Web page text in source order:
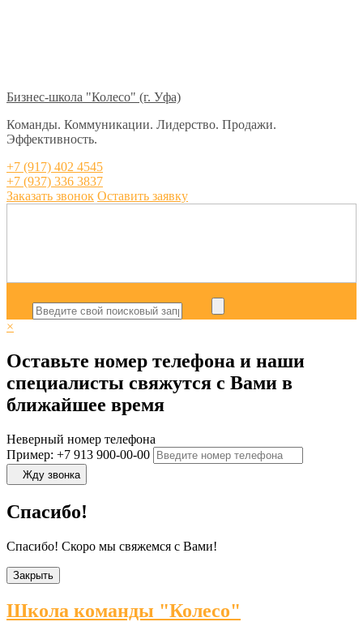
Бизнес-школа "Колесо" (г. Уфа)
Команды. Коммуникации. Лидерство. Продажи.
Эффективность.
+7 (917) 402 4545
+7 (937) 336 3837
Заказать звонок Оставить заявку
×
Оставьте номер телефона и наши
специалисты свяжутся с Вами в
ближайшее время
Неверный номер телефона
Пример: +7 913 900-00-00
Жду звонка
Спасибо!
Спасибо! Скоро мы свяжемся с Вами!
Закрыть
Школа команды "Колесо"